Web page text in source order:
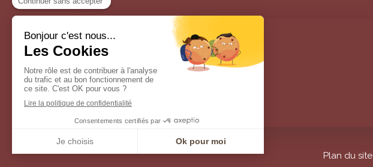
Plan du site